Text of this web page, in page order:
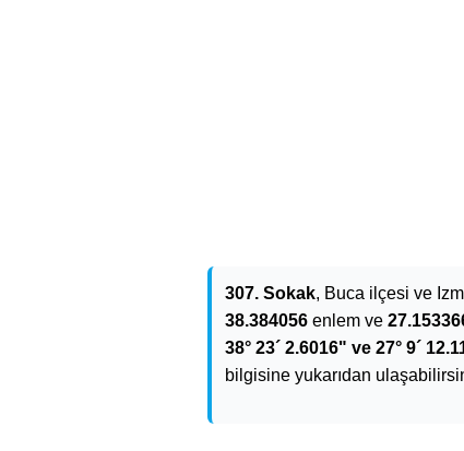
307. Sokak, Buca ilçesi ve
38.384056 enlem ve
38° 23´ 2.6016" ve 27° 9´
bilgisine yukarıdan